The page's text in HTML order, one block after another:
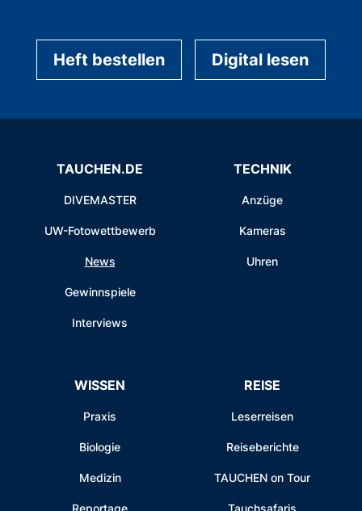
Heft bestellen Digital lesen
TAUCHEN.DE
DIVEMASTER
UW-Fotowettbewerb
News
Gewinnspiele
Interviews
TECHNIK
Anzüge
Kameras
Uhren
WISSEN
Praxis
Biologie
Medizin
Reportage
REISE
Leserreisen
Reiseberichte
TAUCHEN on Tour
Tauchsafaris